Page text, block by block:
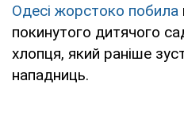
Одесі жорстоко побила
покинутого дитячого
хлопця, який раніше
нападниць.